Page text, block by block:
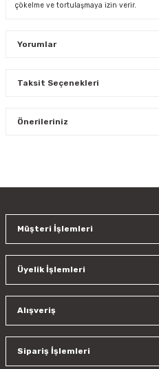
çökelme ve tortulaşmaya izin verir.
Yorumlar
Taksit Seçenekleri
Önerileriniz
Ürün resmi kalitesiz, bozuk veya
Ürün bilgilerinde hatalar
Bu ürüne benzer farklı
Müşteri İşlemleri
Üyelik İşlemleri
Alışveriş
Sipariş İşlemleri